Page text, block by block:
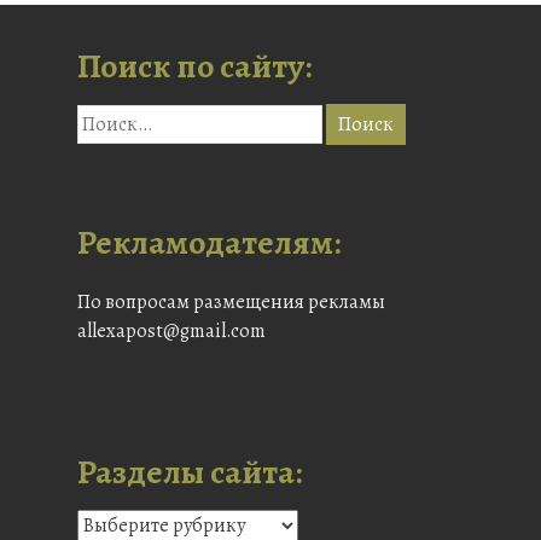
Поиск по сайту:
Рекламодателям:
По вопросам размещения рекламы
allexapost@gmail.com
Разделы сайта: